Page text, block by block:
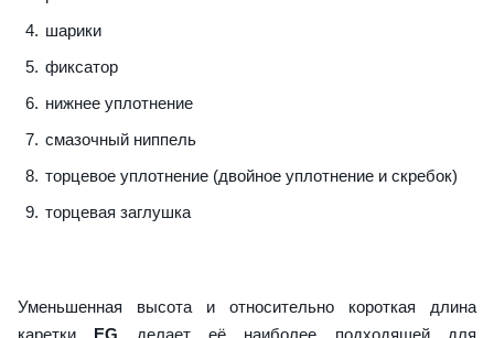
шарики
фиксатор
нижнее уплотнение
смазочный ниппель
торцевое уплотнение (двойное уплотнение и скребок)
торцевая заглушка
Уменьшенная высота и относительно короткая длина